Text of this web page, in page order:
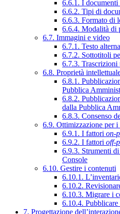
6.6.1. I
6.6.2. Tipi di
6.6.3. Formato di
6.6.4. Modalità di
6.7. Immagini e video
6.7.1. Testo
6.7.2. Sottotitoli
6.7.3. Trascrizioni
6.8. Proprietà
6.8.1.
Pubblica
6.8.2.
dalla Pubblica
6.8.3. Consenso
6.9. Ottimizzazione per
6.9.1. I fattori on-
6.9.2. I fattori off-
6.9.3. Strumenti
Console
6.10. Gestire i contenuti
6.10.1.
6.10.2.
6.10.3. Migrare i
6.10.4.
7. Progettazione